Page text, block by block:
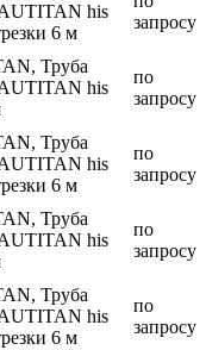
his
6 м
запросу
Труба
his
по
запросу
Труба
his
6 м
по
запросу
Труба
his
по
запросу
Труба
his
6 м
по
запросу